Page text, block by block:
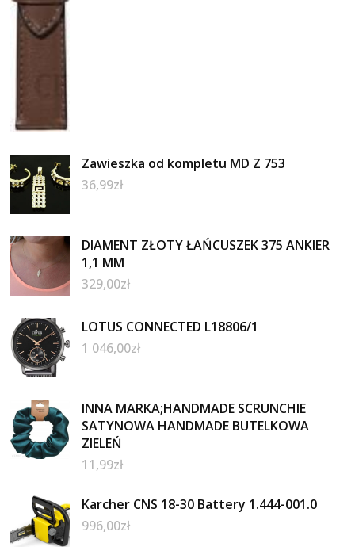
Zawieszka od kompletu MD Z 753
36,99zł
DIAMENT ZŁOTY ŁAŃCUSZEK 375 ANKIER
1,1 MM
329,00zł
LOTUS CONNECTED L18806/1
1 046,00zł
INNA MARKA;HANDMADE SCRUNCHIE
SATYNOWA HANDMADE BUTELKOWA
ZIELEŃ
11,99zł
Karcher CNS 18-30 Battery 1.444-001.0
996,00zł